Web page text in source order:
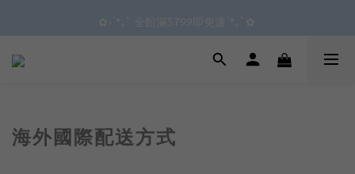
✿॰ॱ*｡ﾟ 全館滿$799即免運ॱ*｡ﾟ✿
✿॰ॱ*｡ﾟ 全館滿$799即免運ॱ*｡ﾟ✿
^•ﻌ•^全館滿$1000現折$100 累計無上限 ♡ ✧*
✿॰ॱ*｡ﾟ 全館滿$799即免運ॱ*｡ﾟ✿
海外國際配送方式